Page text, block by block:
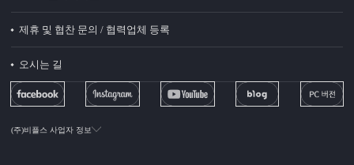
제휴 및 협찬 문의 / 협력업체 등록
오시는 길
(주)비플스 사업자 정보